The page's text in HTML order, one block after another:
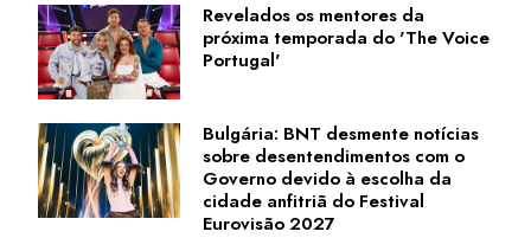
Revelados os mentores da
próxima temporada do 'The Voice
Portugal'
Bulgária: BNT desmente notícias
sobre desentendimentos com o
Governo devido à escolha da
cidade anfitriã do Festival
Eurovisão 2027